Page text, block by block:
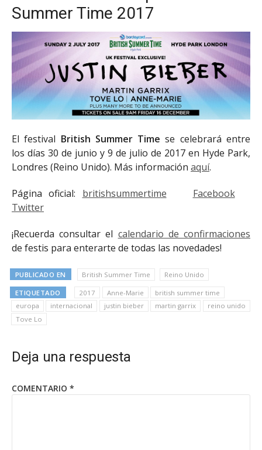
Summer Time 2017
El festival British Summer Time se celebrará entre
los días 30 de junio y 9 de julio de 2017 en Hyde Park,
Londres (Reino Unido). Más información aquí.
Página oficial: britishsummertime
Facebook
Twitter
¡Recuerda consultar el calendario de confirmaciones
de festis para enterarte de todas las novedades!
PUBLICADO EN British Summer Time Reino Unido
ETIQUETADO 2017 Anne-Marie
british summer time
europa
internacional justin bieber martin garrix
reino unido
Tove Lo
Deja una respuesta
COMENTARIO *